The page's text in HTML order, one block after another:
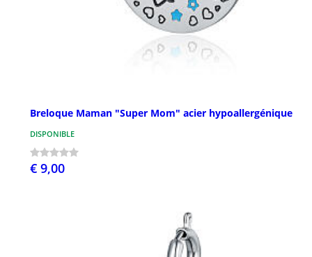
Breloque Maman "Super Mom" acier hypoallergénique
DISPONIBLE
€ 9,00